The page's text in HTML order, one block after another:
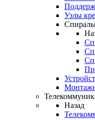
Узлы
Назад